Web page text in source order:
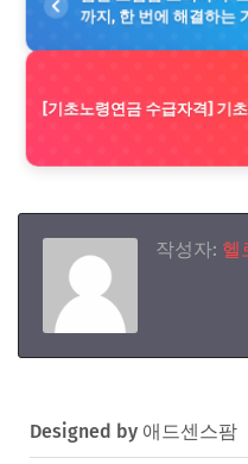
까지, 한 번에 해결하는
[기초노령연금 수급자격] 기
작성자: 헬
Designed by 애드센스팜